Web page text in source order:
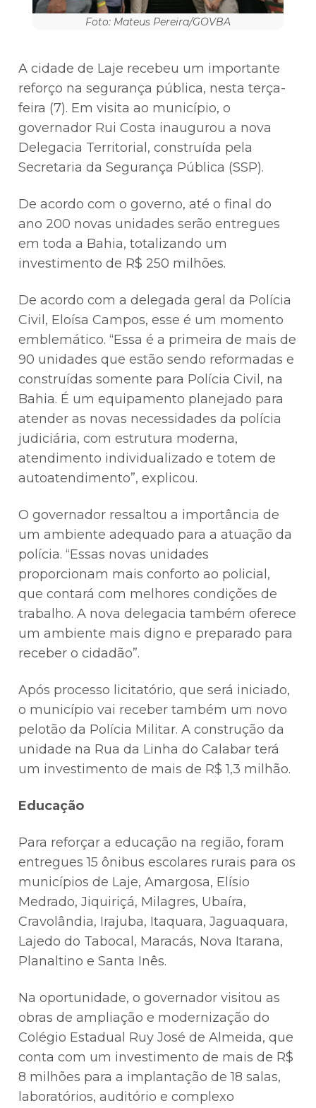
Foto: Mateus Pereira/GOVBA
A cidade de Laje recebeu um importante
reforço na segurança pública, nesta terça-
feira (7). Em visita ao município, o
governador Rui Costa inaugurou a nova
Delegacia Territorial, construída pela
Secretaria da Segurança Pública (SSP).
De acordo com o governo, até o final do
ano 200 novas unidades serão entregues
em toda a Bahia, totalizando um
investimento de R$ 250 milhões.
De acordo com a delegada geral da Polícia
Civil, Eloísa Campos, esse é um momento
emblemático. “Essa é a primeira de mais de
90 unidades que estão sendo reformadas e
construídas somente para Polícia Civil, na
Bahia. É um equipamento planejado para
atender as novas necessidades da polícia
judiciária, com estrutura moderna,
atendimento individualizado e totem de
autoatendimento”, explicou.
O governador ressaltou a importância de
um ambiente adequado para a atuação da
polícia. “Essas novas unidades
proporcionam mais conforto ao policial,
que contará com melhores condições de
trabalho. A nova delegacia também oferece
um ambiente mais digno e preparado para
receber o cidadão”.
Após processo licitatório, que será iniciado,
o município vai receber também um novo
pelotão da Polícia Militar. A construção da
unidade na Rua da Linha do Calabar terá
um investimento de mais de R$ 1,3 milhão.
Educação
Para reforçar a educação na região, foram
entregues 15 ônibus escolares rurais para os
municípios de Laje, Amargosa, Elísio
Medrado, Jiquiriçá, Milagres, Ubaíra,
Cravolândia, Irajuba, Itaquara, Jaguaquara,
Lajedo do Tabocal, Maracás, Nova Itarana,
Planaltino e Santa Inês.
Na oportunidade, o governador visitou as
obras de ampliação e modernização do
Colégio Estadual Ruy José de Almeida, que
conta com um investimento de mais de R$
8 milhões para a implantação de 18 salas,
laboratórios, auditório e complexo